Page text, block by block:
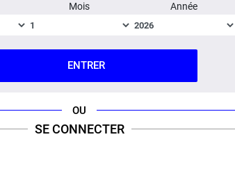
Mois Année
ENTRER
OU
SE CONNECTER
ÉLEVÉ ET INVERSEMENT.
de Steep : 15 jours
Le Concentré Le Chwing CANDIY Old
School ne peut pas être vapé directement,